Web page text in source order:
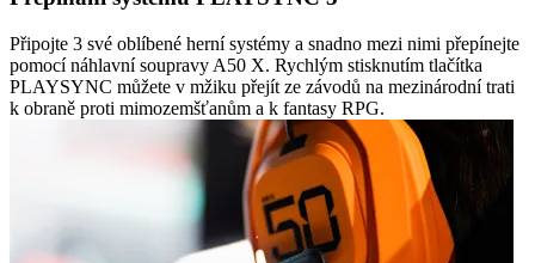
Připojte 3 své oblíbené herní systémy a snadno mezi nimi přepínejte
pomocí náhlavní soupravy A50 X. Rychlým stisknutím tlačítka
PLAYSYNC můžete v mžiku přejít ze závodů na mezinárodní trati
k obraně proti mimozemšťanům a k fantasy RPG.